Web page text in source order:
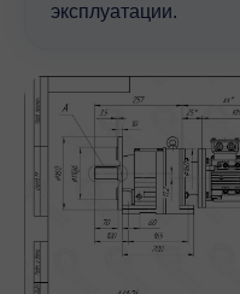
эксплуатации.